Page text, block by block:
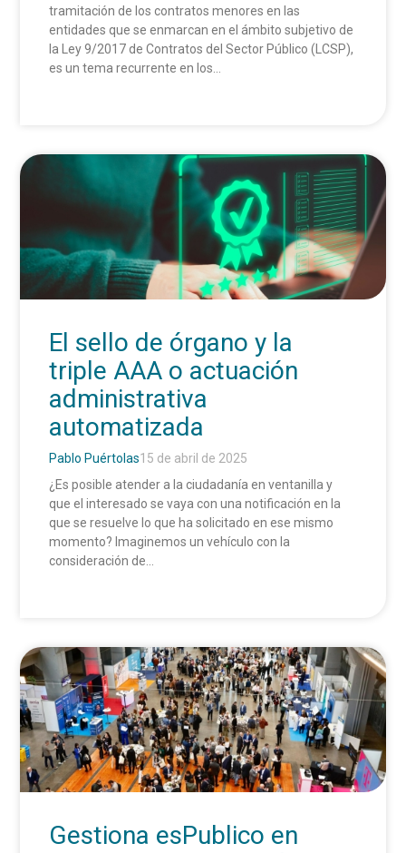
tramitación de los contratos menores en las
entidades que se enmarcan en el ámbito subjetivo de
la Ley 9/2017 de Contratos del Sector Público (LCSP),
es un tema recurrente en los...
El sello de órgano y la
triple AAA o actuación
administrativa
automatizada
Pablo Puértolas15 de abril de 2025
¿Es posible atender a la ciudadanía en ventanilla y
que el interesado se vaya con una notificación en la
que se resuelve lo que ha solicitado en ese mismo
momento? Imaginemos un vehículo con la
consideración de...
Gestiona esPublico en